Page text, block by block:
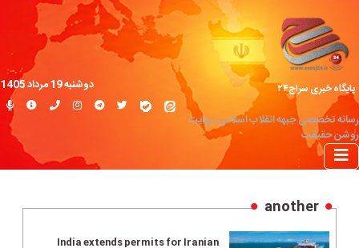
پایگاه خبری سراج۲۴
رسانه تخصصی جبهه انقلاب اسلامی؛ روایت
روشن حقیقت
دوشنبه 19 مرداد 1405
another
India extends permits for Iranian